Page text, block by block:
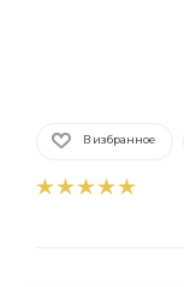
В избранное